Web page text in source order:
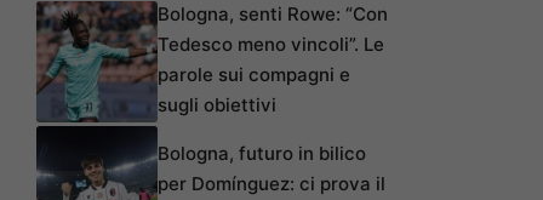
Bologna, senti Rowe: “Con
Tedesco meno vincoli”. Le
parole sui compagni e
sugli obiettivi
Bologna, futuro in bilico
per Domínguez: ci prova il